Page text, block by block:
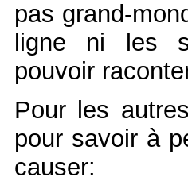
pas grand-
ligne ni les
pouvoir
Pour les
pour savoir à
causer: